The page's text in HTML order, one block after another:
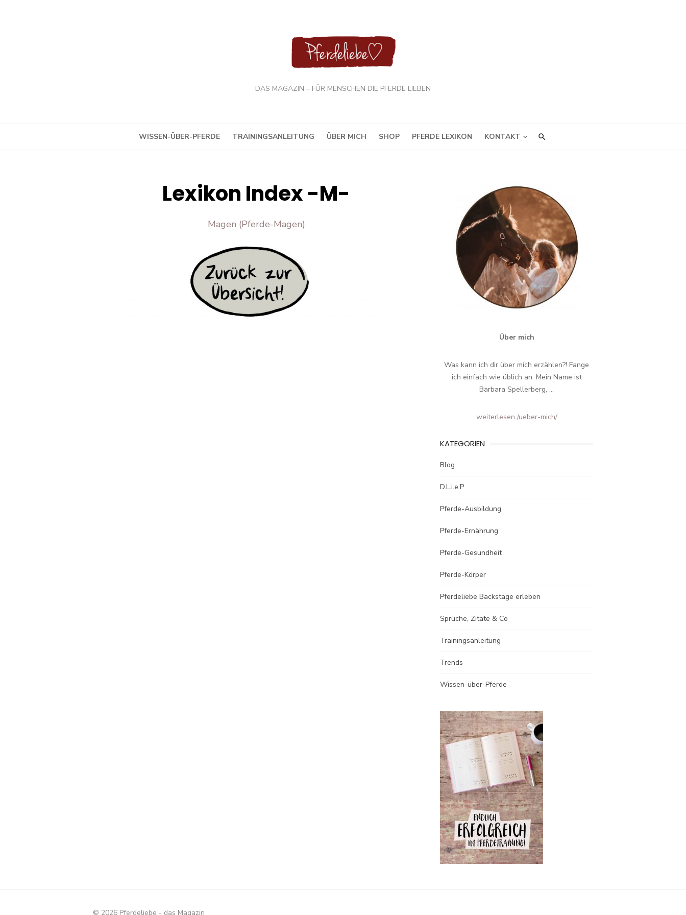
DAS MAGAZIN – FÜR MENSCHEN DIE PFERDE LIEBEN
WISSEN-ÜBER-PFERDE TRAININGSANLEITUNG ÜBER MICH SHOP PFERDE LEXIKON KONTAKT
Lexikon Index -M-
Magen (Pferde-Magen)
Über mich
Was kann ich dir über mich erzählen?! Fange
ich einfach wie üblich an. Mein Name ist
Barbara Spellerberg, ...
weiterlesen./ueber-mich/
KATEGORIEN
Blog
D.L.i.e.P
Pferde-Ausbildung
Pferde-Ernährung
Pferde-Gesundheit
Pferde-Körper
Pferdeliebe Backstage erleben
Sprüche, Zitate & Co
Trainingsanleitung
Trends
Wissen-über-Pferde
© 2026 Pferdeliebe - das Magazin